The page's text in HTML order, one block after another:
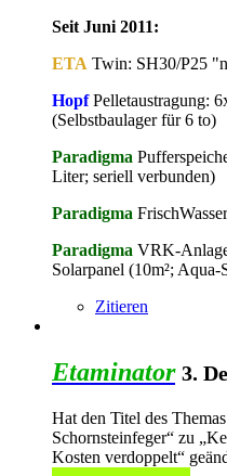
Seit Juni 2011:
ETA Twin: SH30/P25
HopfPelletaustragung:
(Selbstbaulager für 6 to)
Paradigma
Liter; seriell verbunden)
Paradigma
Paradigma VRK-
Solarpanel (10m²;
Zitieren
Etaminator 3.
Hat den Titel des
Schornsteinfeger“ zu
Kosten verdoppelt“